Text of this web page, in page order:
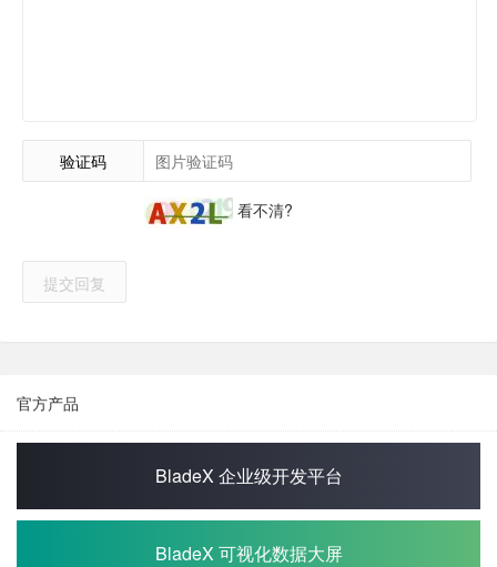
验证码
看不清?
提交回复
官方产品
BladeX 企业级开发平台
BladeX 可视化数据大屏